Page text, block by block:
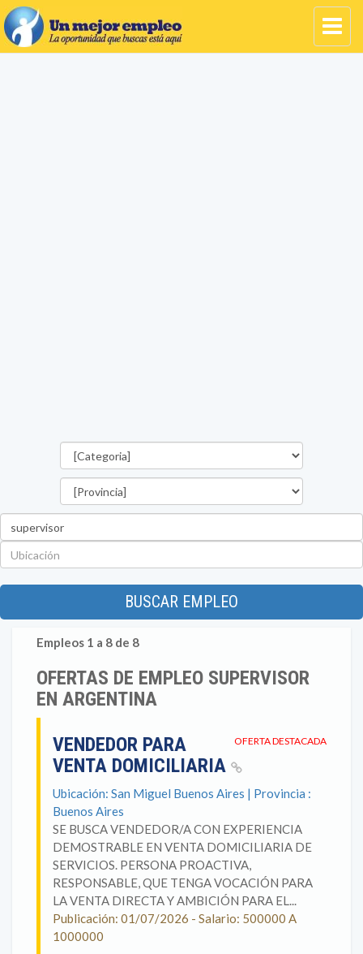
BUSCAR EMPLEO
Empleos 1 a 8 de 8
OFERTAS DE EMPLEO SUPERVISOR
EN ARGENTINA
OFERTA DESTACADA
VENDEDOR PARA
VENTA DOMICILIARIA
Ubicación: San Miguel Buenos Aires | Provincia :
Buenos Aires
SE BUSCA VENDEDOR/A CON EXPERIENCIA
DEMOSTRABLE EN VENTA DOMICILIARIA DE
SERVICIOS. PERSONA PROACTIVA,
RESPONSABLE, QUE TENGA VOCACIÓN PARA
LA VENTA DIRECTA Y AMBICIÓN PARA EL...
Publicación: 01/07/2026 - Salario: 500000 A
1000000